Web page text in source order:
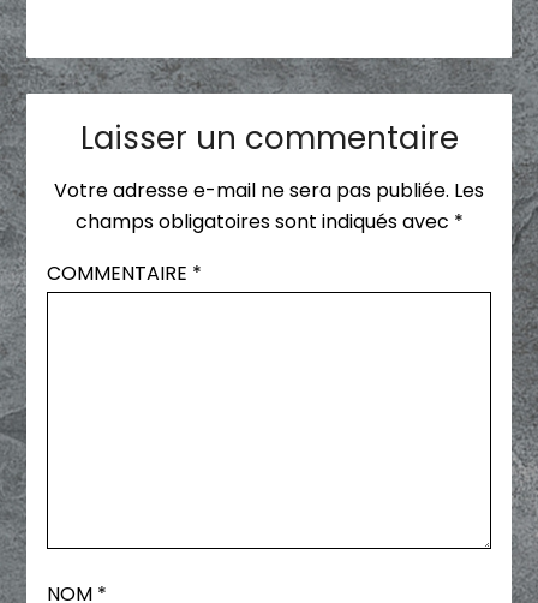
Laisser un commentaire
Votre adresse e-mail ne sera pas publiée. Les
champs obligatoires sont indiqués avec *
COMMENTAIRE *
NOM *